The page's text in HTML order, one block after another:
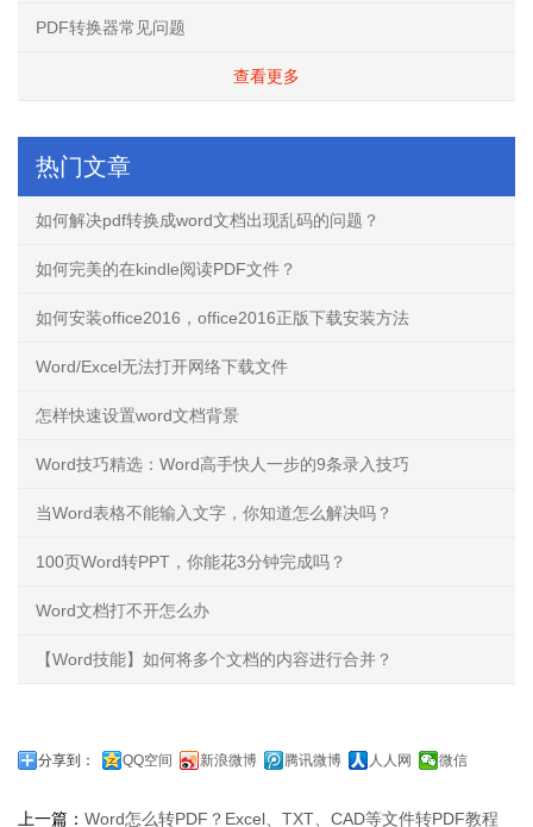
PDF转换器常见问题
查看更多
热门文章
如何解决pdf转换成word文档出现乱码的问题？
如何完美的在kindle阅读PDF文件？
如何安装office2016，office2016正版下载安装方法
Word/Excel无法打开网络下载文件
怎样快速设置word文档背景
Word技巧精选：Word高手快人一步的9条录入技巧
当Word表格不能输入文字，你知道怎么解决吗？
100页Word转PPT，你能花3分钟完成吗？
Word文档打不开怎么办
【Word技能】如何将多个文档的内容进行合并？
分享到： QQ空间 新浪微博 腾讯微博 人人网 微信
上一篇： Word怎么转PDF？Excel、TXT、CAD等文件转PDF教程